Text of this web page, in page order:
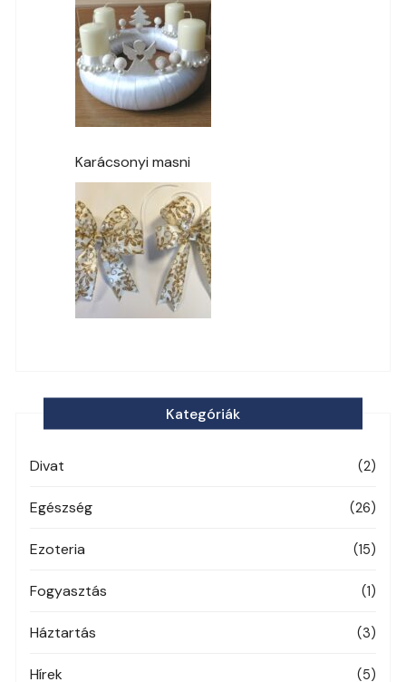
Karácsonyi masni
Kategóriák
Divat (2)
Egészség (26)
Ezoteria (15)
Fogyasztás (1)
Háztartás (3)
Hírek (5)